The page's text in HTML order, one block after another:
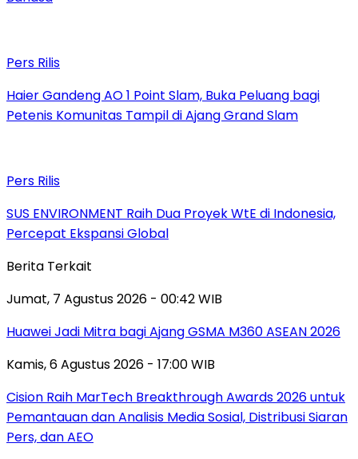
Pers Rilis
Haier Gandeng AO 1 Point Slam, Buka Peluang bagi
Petenis Komunitas Tampil di Ajang Grand Slam
Pers Rilis
SUS ENVIRONMENT Raih Dua Proyek WtE di Indonesia,
Percepat Ekspansi Global
Berita Terkait
Jumat, 7 Agustus 2026 - 00:42 WIB
Huawei Jadi Mitra bagi Ajang GSMA M360 ASEAN 2026
Kamis, 6 Agustus 2026 - 17:00 WIB
Cision Raih MarTech Breakthrough Awards 2026 untuk
Pemantauan dan Analisis Media Sosial, Distribusi Siaran
Pers, dan AEO